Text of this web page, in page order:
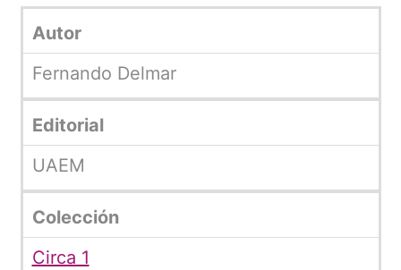
Autor
Fernando Delmar
Editorial
UAEM
Colección
Circa 1